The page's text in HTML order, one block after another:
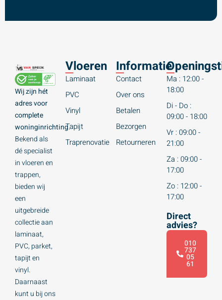
Wij zijn hét
adres voor
complete
woninginrichting.
Bekend als
dé specialist
in vloeren en
trappen,
bieden wij
een
uitgebreide
collectie aan
laminaat,
PVC, parket,
tapijt en
vinyl.
Daarnaast
kunt u bij ons
Vloeren
Laminaat
PVC
Vinyl
Tapijt
Traprenovatie
Informatie
Contact
Over ons
Betalen
Bezorgen
Retourneren
Ma : 12:00 -
18:00
Di - Do :
09:00 - 18:00
Vr : 09:00 -
21:00
Za : 09:00 -
17:00
Zo : 12:00 -
17:00
Direct
advies?
010
737
05
61